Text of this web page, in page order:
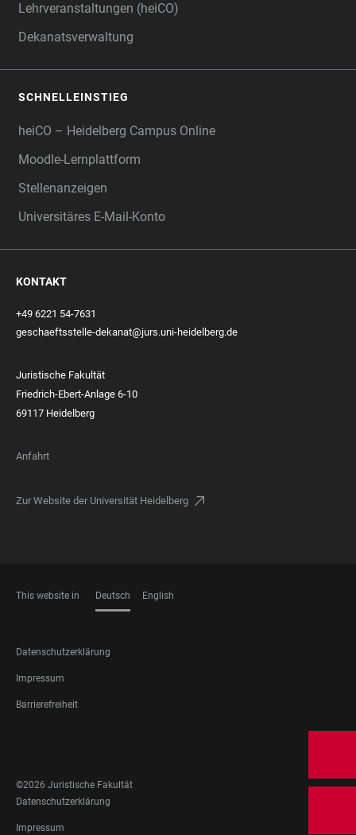
Lehrveranstaltungen (heiCO)
Dekanatsverwaltung
SCHNELLEINSTIEG
heiCO – Heidelberg Campus Online
Moodle-Lernplattform
Stellenanzeigen
Universitäres E-Mail-Konto
KONTAKT
+49 6221 54-7631
geschaeftsstelle-dekanat@jurs.uni-heidelberg.de
Juristische Fakultät
Friedrich-Ebert-Anlage 6-10
69117 Heidelberg
Anfahrt
Zur Website der Universität Heidelberg
This website in Deutsch English
FOOTER
LEGAL
Datenschutzerklärung
Impressum
Barrierefreiheit
MEDIA
©2026 Juristische Fakultät
FOOTER
LEGAL
Datenschutzerklärung
Impressum